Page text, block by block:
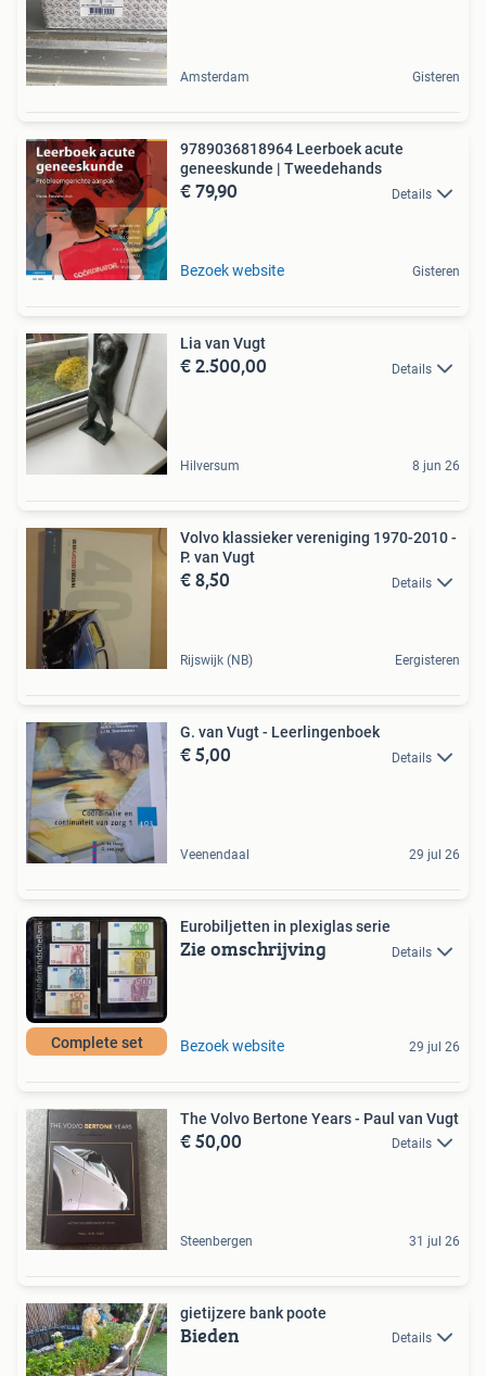
Amsterdam Gisteren
9789036818964 Leerboek acute
geneeskunde | Tweedehands
€ 79,90 Details
Bezoek website Gisteren
Lia van Vugt
€ 2.500,00 Details
Hilversum 8 jun 26
Volvo klassieker vereniging 1970-2010 -
P. van Vugt
€ 8,50 Details
Rijswijk (NB) Eergisteren
G. van Vugt - Leerlingenboek
€ 5,00 Details
Veenendaal 29 jul 26
Complete set
Eurobiljetten in plexiglas serie
Zie omschrijving Details
Bezoek website 29 jul 26
The Volvo Bertone Years - Paul van Vugt
€ 50,00 Details
Steenbergen 31 jul 26
gietijzere bank poote
Bieden Details